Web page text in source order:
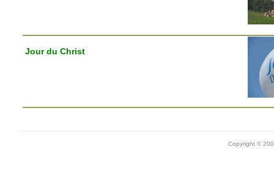
Jour du Christ
Copyright ©